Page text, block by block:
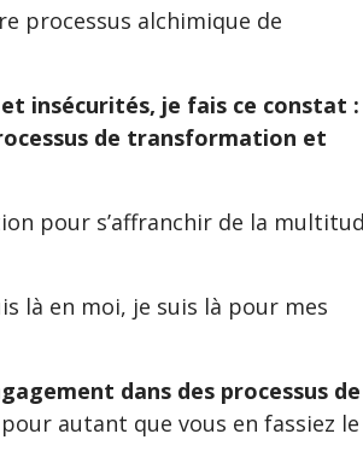
processus alchimique de
insécurités, je fais ce constat :
de transformation et
pour s’affranchir de la
là en moi, je suis là pour mes
dans des processus de
autant que vous en fassiez le